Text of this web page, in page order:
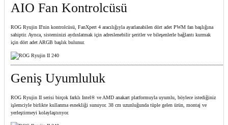
AIO Fan Kontrolcüsü
ROG Ryujin II'nin kontrolcüsü, FanXpert 4 aracılığıyla ayarlanabilen dört adet PWM fan başlığına
sahiptir. Ayrıca, sisteminizi aydınlatmak için adreslenebilir şeritler ve bileşenlerle bağlantı kurmak
için dört adet ARGB başlık bulunur.
Geniş Uyumluluk
ROG Ryujin II serisi birçok farklı Intel® ve AMD anakart platformuyla uyumlu, böylece istediğiniz
işlemciyle birlikte kullanma esnekliği sunuyor. 38 cm uzunluğunda tüple gelen ürün, montaj ve
yerleştirmeyi kolaylaştırıyor.